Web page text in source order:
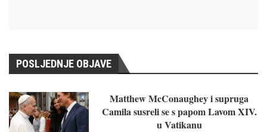
POSLJEDNJE OBJAVE
Matthew McConaughey i supruga
Camila susreli se s papom Lavom XIV.
u Vatikanu